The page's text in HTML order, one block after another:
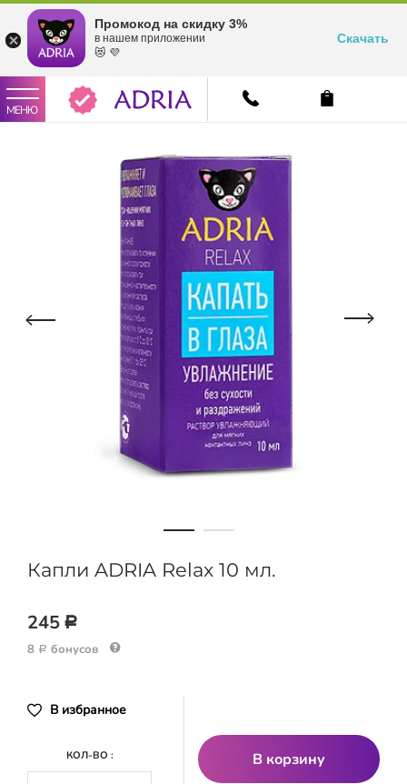
Промокод на скидку 3%
в нашем приложении
😻 💜
Скачать
МЕНЮ
Капли ADRIA Relax 10 мл.
245 Р
8 Р бонусов
В избранное
КОЛ-ВО : В корзину